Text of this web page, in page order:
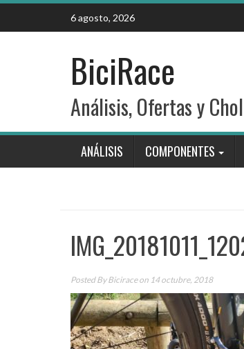
Skip
content
6 agosto, 2026
BiciRace
Análisis, Ofertas y
ANÁLISIS COMPONENTES
Posted ByBiciraceon 14 octubre, 2018